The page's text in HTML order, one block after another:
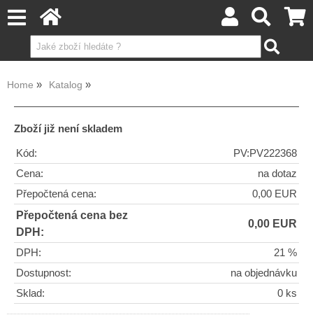
Home Katalog
Zboží již není skladem
Kód:
PV:PV222368
Cena:
na dotaz
Přepočtená cena:
0,00 EUR
Přepočtená cena bez
DPH:
0,00 EUR
DPH:
21 %
Dostupnost:
na objednávku
Sklad:
0 ks